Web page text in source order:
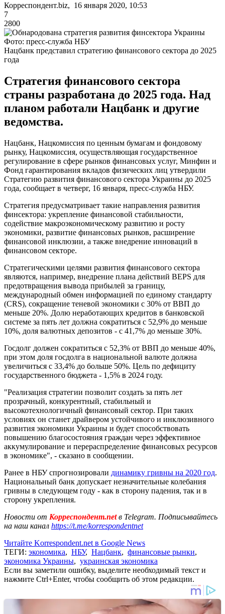
Корреспондент.biz, 16 января 2020, 10:53
7
2800
Фото: пресс-служба НБУ
Нацбанк представил стратегию финансового сектора до 2025
года
Стратегия финансового сектора
страны разработана до 2025 года. Над
планом работали Нацбанк и другие
ведомства.
Нацбанк, Нацкомиссия по ценным бумагам и фондовому
рынку, Нацкомиссия, осуществляющая государственное
регулирование в сфере рынков финансовых услуг, Минфин и
Фонд гарантирования вкладов физических лиц утвердили
Стратегию развития финансового сектора Украины до 2025
года, сообщает в четверг, 16 января, пресс-служба НБУ.
Стратегия предусматривает такие направления развития
финсектора: укрепление финансовой стабильности,
содействие макроэкономическому развитию и росту
экономики, развитие финансовых рынков, расширение
финансовой инклюзии, а также внедрение инноваций в
финансовом секторе.
Стратегическими целями развития финансового сектора
являются, например, внедрение плана действий BEPS для
предотвращения вывода прибылей за границу,
международный обмен информацией по единому стандарту
(CRS), сокращение теневой экономики с 30% от ВВП до
меньше 20%. Долю неработающих кредитов в банковской
системе за пять лет должна сократиться с 52,9% до меньше
10%, доля валютных депозитов - с 41,7% до меньше 30%.
Госдолг должен сократиться с 52,3% от ВВП до меньше 40%,
при этом доля госдолга в национальной валюте должна
увеличиться с 33,4% до больше 50%. Цель по дефициту
государственного бюджета - 1,5% в 2024 году.
"Реализация стратегии позволит создать за пять лет
прозрачный, конкурентный, стабильный и
высокотехнологичный финансовый сектор. При таких
условиях он станет драйвером устойчивого и инклюзивного
развития экономики Украины и будет способствовать
повышению благосостояния граждан через эффективное
аккумулирование и перераспределение финансовых ресурсов
в экономике", - сказано в сообщении.
Ранее в НБУ спрогнозировали динамику гривны на 2020 год.
Национальный банк допускает незначительные колебания
гривны в следующем году - как в сторону падения, так и в
сторону укрепления.
Новости от Корреспондент.netв Telegram. Подписывайтесь
на наш канал https://t.me/korrespondentnet
Читайте Korrespondent.net в Google News
ТЕГИ: экономика, НБУ, Нацбанк, финансовые рынки,
экономика Украины, украинская экономика
Если вы заметили ошибку, выделите необходимый текст и
нажмите Ctrl+Enter, чтобы сообщить об этом редакции.